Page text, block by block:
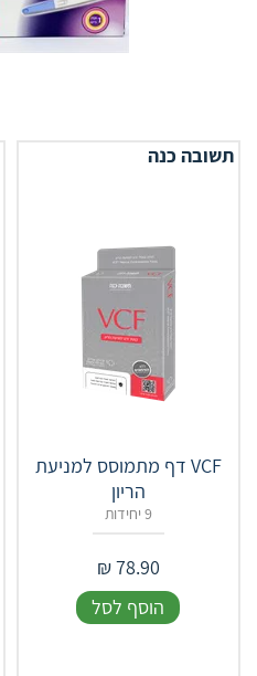
תשובה כנה
VCF דף מתמוסס למניעת
הריון
9 יחידות
78.90
₪
הוסף לסל